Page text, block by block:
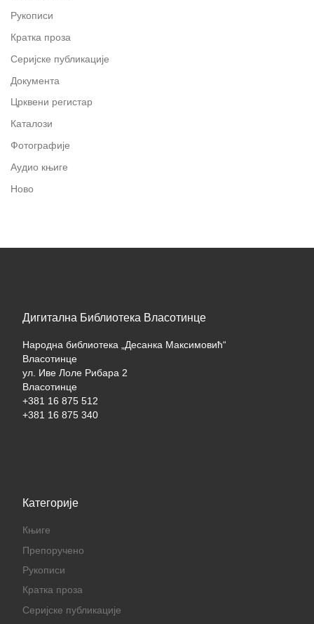
Рукописи
Кратка проза
Серијске публикације
Документа
Црквени регистар
Каталози
Фотографије
Аудио књиге
Ново
Дигитална Библиотека Власотинце
Народна библиотека „Десанка Максимовић“
Власотинце
ул. Иве Лоле Рибара 2
Власотинце
+381 16 875 512
+381 16 875 340
Категорије
Књиге
Препоручено
Рукописи
Кратка проза
Серијске публикације